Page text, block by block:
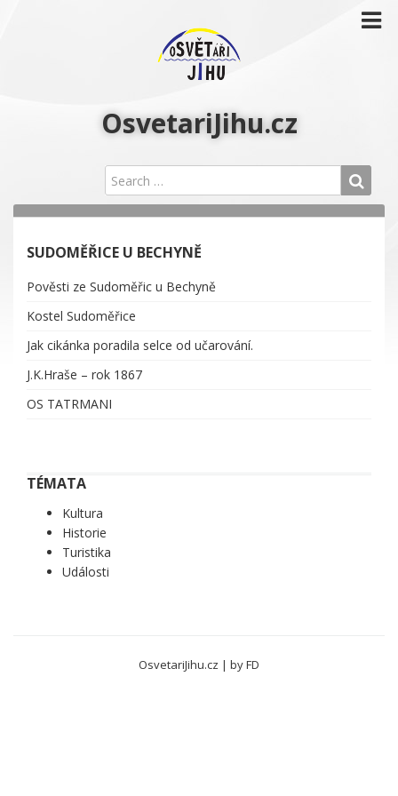
OsvetariJihu.cz
SUDOMĚŘICE U BECHYNĚ
Pověsti ze Sudoměřic u Bechyně
Kostel Sudoměřice
Jak cikánka poradila selce od učarování.
J.K.Hraše – rok 1867
OS TATRMANI
TÉMATA
Kultura
Historie
Turistika
Události
OsvetariJihu.cz | by FD